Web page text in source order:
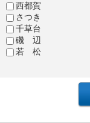
西都賀
さつき
千草台
磯 辺
若 松